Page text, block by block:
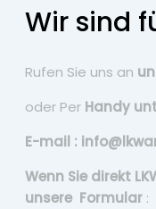
Wir sind
Rufen Sie uns an
oder Per Handy
E-mail :
Wenn Sie direkt
unsere Formular :